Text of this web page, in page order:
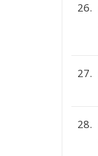
26.
27.
28.